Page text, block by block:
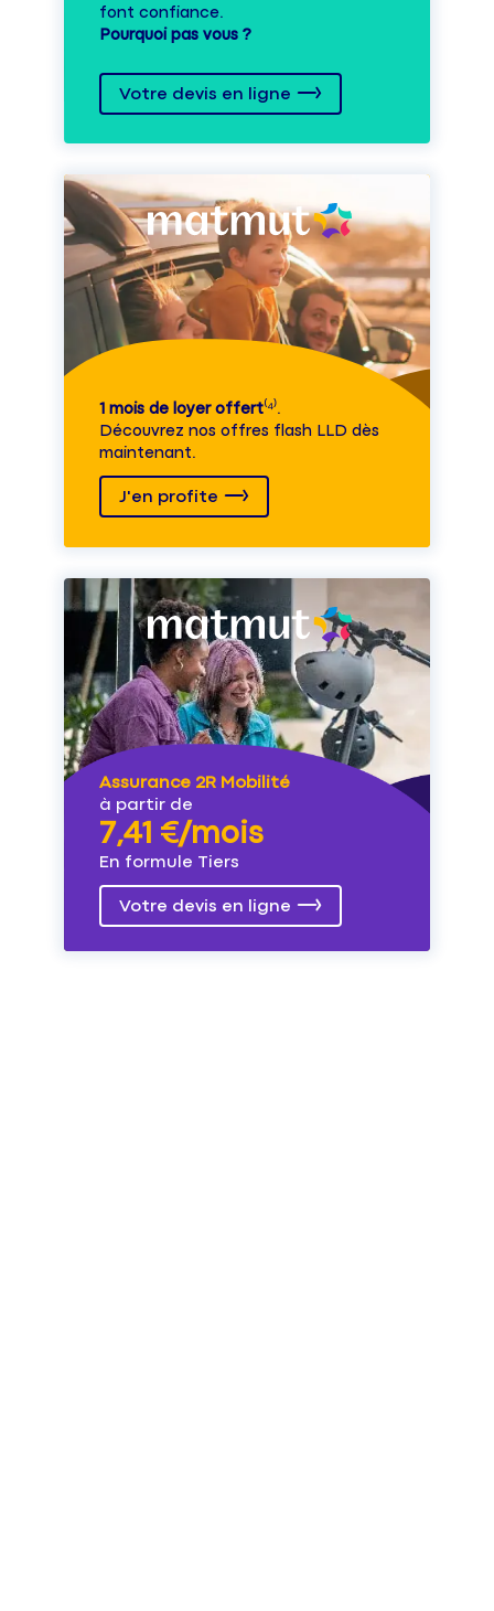
font confiance.
Pourquoi pas vous ?
Votre devis en ligne
1 mois de loyer offert⁽⁴⁾.
Découvrez nos offres flash LLD dès
maintenant.
J'en profite
Assurance 2R Mobilité
à partir de
7,41 €/mois
En formule Tiers
Votre devis en ligne